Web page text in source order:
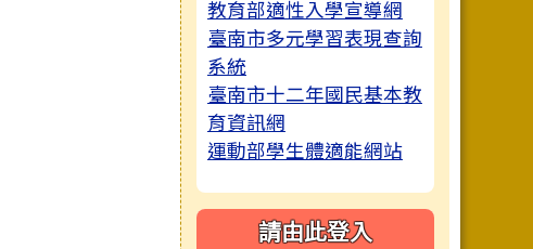
教育部適性入學宣導網
臺南市多元學習表現查詢
系統
臺南市十二年國民基本教
育資訊網
運動部學生體適能網站
請由此登入